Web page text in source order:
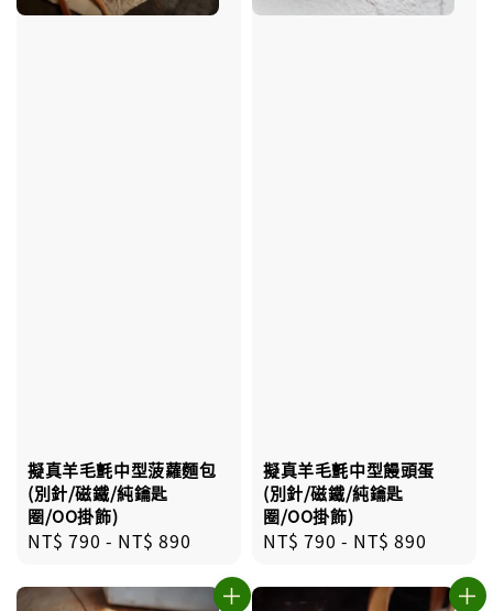
擬真羊毛氈中型菠蘿麵包
(別針/磁鐵/純鑰匙
圈/OO掛飾)
Regular
NT$ 790 - NT$ 890
擬真羊毛氈中型饅頭蛋
(別針/磁鐵/純鑰匙
圈/OO掛飾)
Regular
NT$ 790 - NT$ 890